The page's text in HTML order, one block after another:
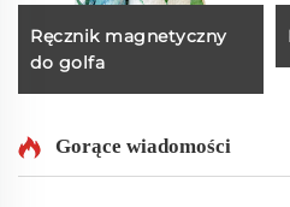
Ręcznik magnetyczny
do golfa
Gorące wiadomości